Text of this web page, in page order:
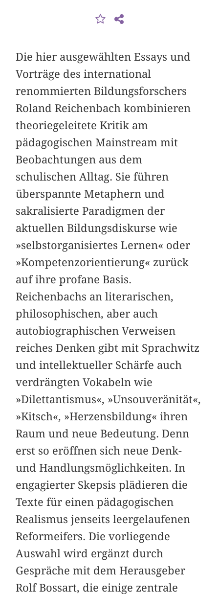
Die hier ausgewählten Essays und
Vorträge des international
renommierten Bildungs­forschers
Roland Reichenbach kombinieren
theoriegeleitete Kritik am
pädagogischen Mainstream mit
Beobachtungen aus dem
schulischen Alltag. Sie führen
überspannte Metaphern und
sakralisierte Paradigmen der
aktuellen Bildungsdiskurse wie
»selbst­organisiertes Lernen« oder
»Kompetenzorientierung« zurück
auf ihre profane Basis.
Reichenbachs an literarischen,
philosophischen, aber auch
autobiographischen Ver­weisen
reiches Denken gibt mit Sprachwitz
und intellektueller Schärfe auch
verdrängten Vokabeln wie
»Dilettantismus«, »Unsouveränität«,
»Kitsch«, »Herzensbildung« ihren
Raum und neue Bedeutung. Denn
erst so eröffnen sich neue Denk-
und Handlungsmöglichkeiten. In
engagierter Skepsis plädieren die
Texte für einen pädagogischen
Realismus jenseits leergelaufenen
Reformeifers. Die vorliegende
Auswahl wird ergänzt durch
Gespräche mit dem Herausgeber
Rolf Bossart, die einige zentrale